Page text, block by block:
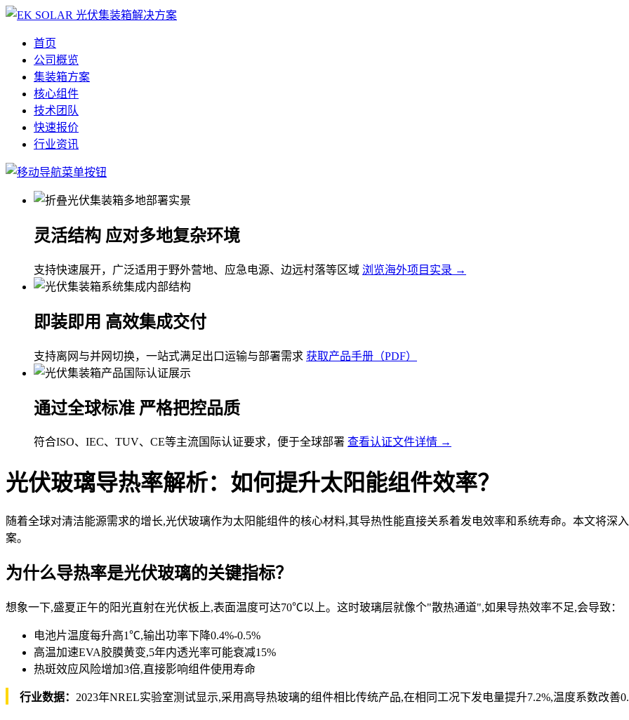
首页
公司概览
集装箱方案
核心组件
技术团队
快速报价
行业资讯
灵活结构 应对多地复杂环境
支持快速展开，广泛适用于野外营地、应急电源、边远村落等区域 浏览海外项目实录 →
即装即用 高效集成交付
支持离网与并网切换，一站式满足出口运输与部署需求 获取产品手册（PDF）
通过全球标准 严格把控品质
符合ISO、IEC、TUV、CE等主流国际认证要求，便于全球部署 查看认证文件详情 →
光伏玻璃导热率解析：如何提升太阳能组件效率？
随着全球对清洁能源需求的增长,光伏玻璃作为太阳能组件的核心材料,其导热性能直接关系着发电效率和系统寿命。本文将深
案。
为什么导热率是光伏玻璃的关键指标？
想象一下,盛夏正午的阳光直射在光伏板上,表面温度可达70℃以上。这时玻璃层就像个"散热通道",如果导热效率不足,会导致：
电池片温度每升高1℃,输出功率下降0.4%-0.5%
高温加速EVA胶膜黄变,5年内透光率可能衰减15%
热斑效应风险增加3倍,直接影响组件使用寿命
行业数据： 2023年NREL实验室测试显示,采用高导热玻璃的组件相比传统产品,在相同工况下发电量提升7.2%,温度系数改善